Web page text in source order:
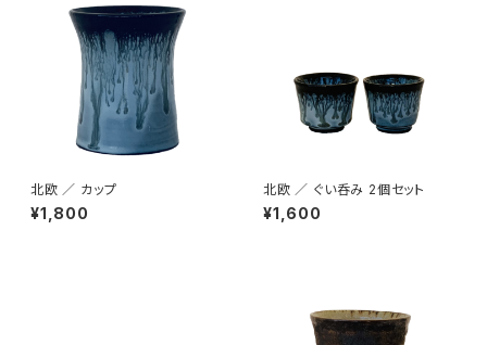
北欧 ／ カップ
¥1,800
北欧 ／ ぐい呑み 2個セット
¥1,600